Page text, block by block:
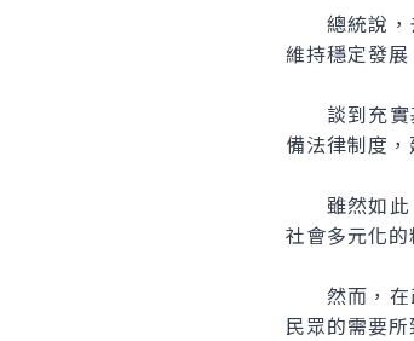
總統說，去
維持穩定發
談到充實基
備法律制度
雖然如此，
社會多元化
然而，在改
民眾的需要